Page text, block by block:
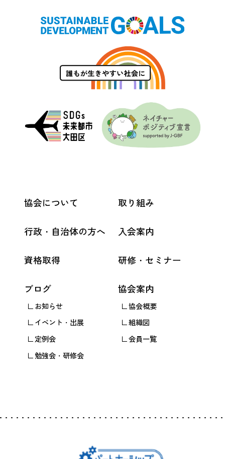
協会について
行政・自治体の方へ
資格取得
ブログ
お知らせ
イベント・出展
定例会
勉強会・研修会
取り組み
入会案内
研修・セミナー
協会案内
協会概要
組織図
会員一覧